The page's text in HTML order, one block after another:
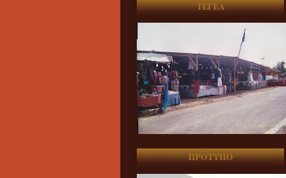
ΤΕΓΕΑ
ΠΡΟΤΥΠΟ